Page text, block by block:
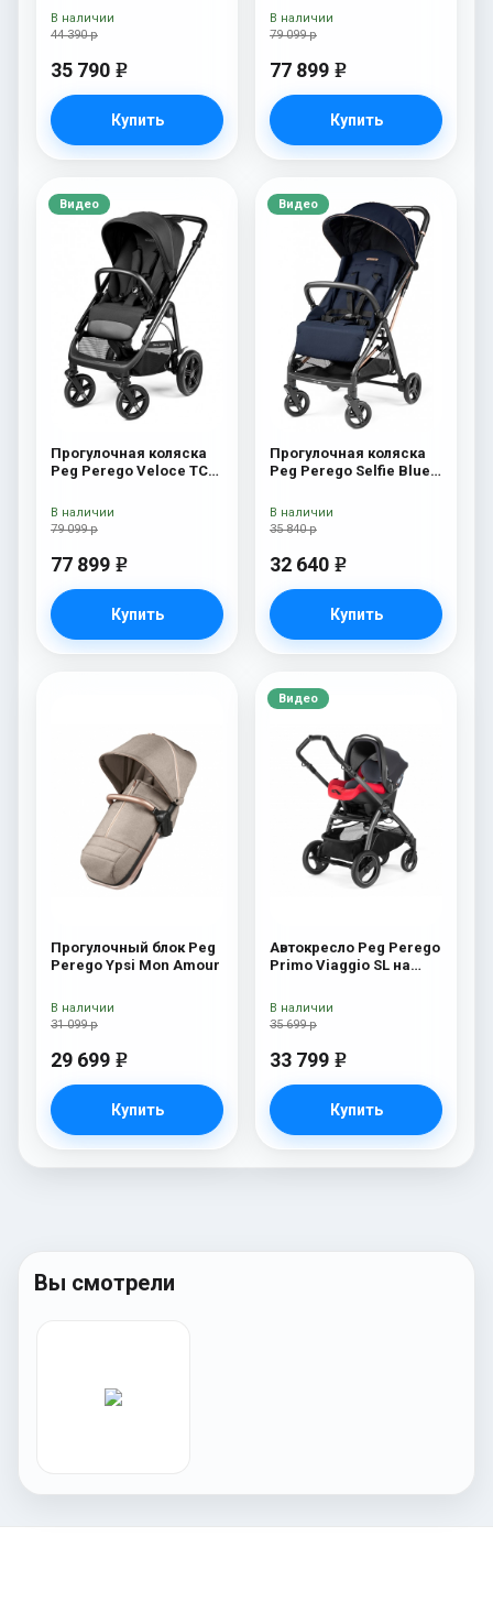
44 390 р
35 790 e
Купить
В наличии
Peg Perego Veloce TC
(Green)
79 099 р
77 899 e
Купить
В наличии
Видео
Прогулочная коляска
Peg Perego Veloce TC
79 099 р
77 899 e
Купить
В наличии
Видео
Прогулочная коляска
Peg Perego Selfie Blue
35 840 р
32 640 e
Купить
В наличии
Прогулочный блок Peg
Perego Ypsi Mon Amour
31 099 р
29 699 e
Купить
В наличии
Видео
Автокресло Peg Perego
Primo Viaggio SL на
White/Black) Bloom Red
35 699 р
33 799 e
Купить
В наличии
Вы смотрели